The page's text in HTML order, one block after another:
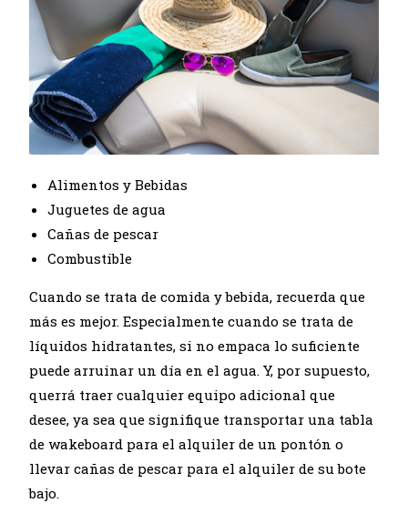
Alimentos y Bebidas
Juguetes de agua
Cañas de pescar
Combustible
Cuando se trata de comida y bebida, recuerda que
más es mejor. Especialmente cuando se trata de
líquidos hidratantes, si no empaca lo suficiente
puede arruinar un día en el agua. Y, por supuesto,
querrá traer cualquier equipo adicional que
desee, ya sea que signifique transportar una tabla
de wakeboard para el alquiler de un pontón o
llevar cañas de pescar para el alquiler de su bote
bajo.